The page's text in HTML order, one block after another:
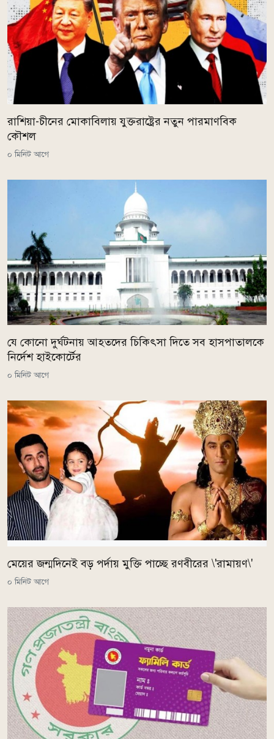
রাশিয়া-চীনের মোকাবিলায় যুক্তরাষ্ট্রের নতুন পারমাণবিক
কৌশল
০ মিনিট আগে
যে কোনো দুর্ঘটনায় আহতদের চিকিৎসা দিতে সব হাসপাতালকে
নির্দেশ হাইকোর্টের
০ মিনিট আগে
মেয়ের জন্মদিনেই বড় পর্দায় মুক্তি পাচ্ছে রণবীরের \'রামায়ণ\'
০ মিনিট আগে